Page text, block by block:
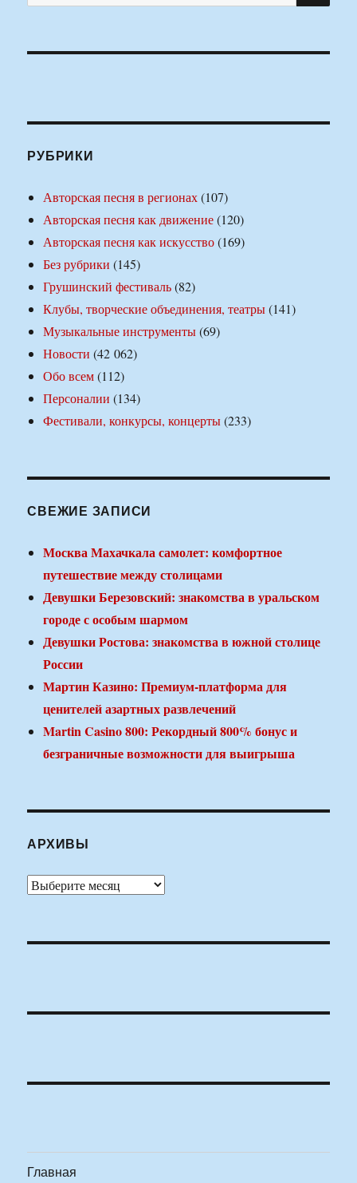
РУБРИКИ
Авторская песня в регионах(107)
Авторская песня как движение(120)
Авторская песня как искусство(169)
Без рубрики (145)
Грушинский фестиваль(82)
Клубы, творческие объединения, театры(141)
Музыкальные инструменты(69)
Новости (42 062)
Обо всем(112)
Персоналии (134)
Фестивали, конкурсы, концерты(233)
СВЕЖИЕ ЗАПИСИ
Москва Махачкала самолет: комфортное
путешествие между столицами
Девушки Березовский: знакомства в уральском
городе с особым шармом
Девушки Ростова: знакомства в южной столице
России
Мартин Казино: Премиум-платформа для
ценителей азартных развлечений
Martin Casino 800: Рекордный 800% бонус и
безграничные возможности для выигрыша
АРХИВЫ
Архивы
Главная